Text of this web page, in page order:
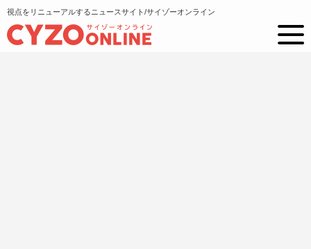
視点をリニューアルするニュースサイト/サイゾーオンライン